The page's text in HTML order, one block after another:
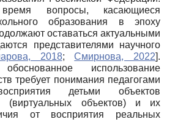
вопросы, касающиеся
образования в эпоху
оставаться актуальными
представителями научного
2018;Смирнова, 2022].
обоснованное использование
требует понимания педагогами
детьми объектов
(виртуальных объектов) и их
от восприятия реальных